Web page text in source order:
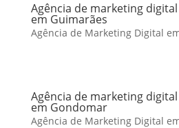
Agência de marketing
em Guimarães
Agência de Marketing Digital
Agência de marketing
em Gondomar
Agência de Marketing Digital